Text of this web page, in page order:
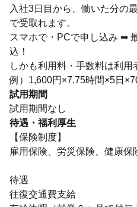
入社3日目から、働いた分の
で受取れます。
スマホで・PCで申し込み ➡
込！
しかも利用料・手数料は利用
例）1,600円×7.75時間×5日
試用期間
試用期間なし
待遇・福利厚生
【保険制度】
雇用保険、労災保険、健康保
待遇
往復交通費支給